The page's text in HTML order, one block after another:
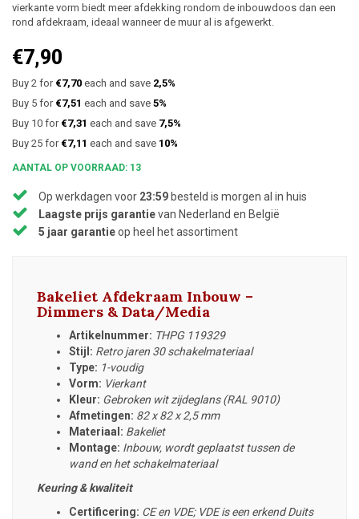
vierkante vorm biedt meer afdekking rondom de inbouwdoos dan een
rond afdekraam, ideaal wanneer de muur al is afgewerkt.
€7,90
Buy 2 for €7,70 each and save 2,5%
Buy 5 for €7,51 each and save 5%
Buy 10 for €7,31 each and save 7,5%
Buy 25 for €7,11 each and save 10%
AANTAL OP VOORRAAD: 13
Op werkdagen voor 23:59 besteld is morgen al in huis
Laagste prijs garantievan Nederland en België
5 jaar garantieop heel het assortiment
Bakeliet Afdekraam Inbouw –
Dimmers & Data/Media
Artikelnummer: THPG 119329
Stijl: Retro jaren 30 schakelmateriaal
Type: 1-voudig
Vorm: Vierkant
Kleur: Gebroken wit zijdeglans (RAL 9010)
Afmetingen: 82 x 82 x 2,5 mm
Materiaal: Bakeliet
Montage: Inbouw, wordt geplaatst tussen de
wand en het schakelmateriaal
Keuring & kwaliteit
Certificering: CE en VDE; VDE is een erkend Duits